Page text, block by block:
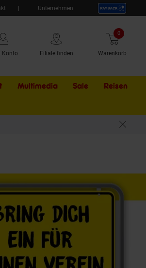
Unternehmen
Konto Filiale finden Warenkorb
0 Artikel
Multimedia Sale Externer
Reisen